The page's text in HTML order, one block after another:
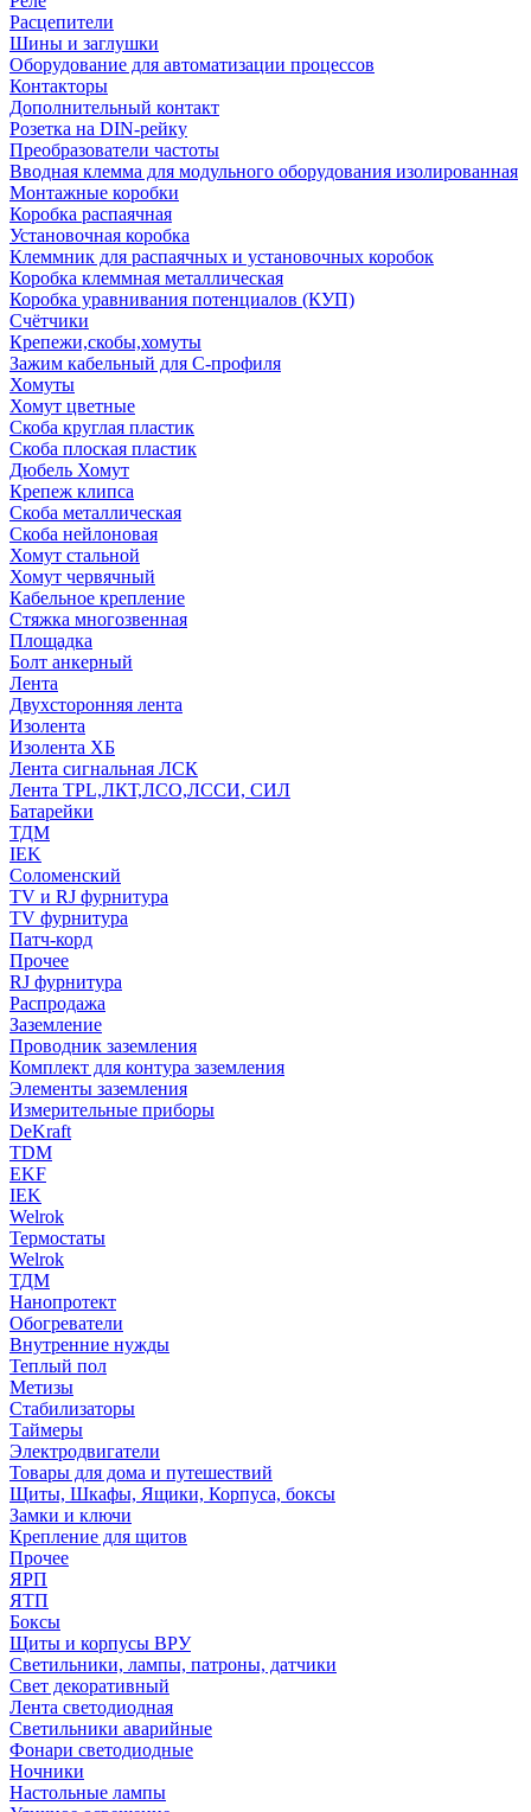
Расцепители
Шины и заглушки
Оборудование для автоматизации процессов
Контакторы
Дополнительный контакт
Розетка на DIN-рейку
Преобразователи частоты
Вводная клемма для модульного оборудования изолированная
Монтажные коробки
Коробка распаячная
Установочная коробка
Клеммник для распаячных и установочных коробок
Коробка клеммная металлическая
Коробка уравнивания потенциалов (КУП)
Счётчики
Крепежи,скобы,хомуты
Зажим кабельный для С-профиля
Хомуты
Хомут цветные
Скоба круглая пластик
Скоба плоская пластик
Дюбель Хомут
Крепеж клипса
Скоба металлическая
Скоба нейлоновая
Хомут стальной
Хомут червячный
Кабельное крепление
Стяжка многозвенная
Площадка
Болт анкерный
Лента
Двухсторонняя лента
Изолента
Изолента ХБ
Лента сигнальная ЛСК
Лента TPL,ЛКТ,ЛСО,ЛССИ, СИЛ
Батарейки
ТДМ
IEK
Соломенский
TV и RJ фурнитура
TV фурнитура
Патч-корд
Прочее
RJ фурнитура
Распродажа
Заземление
Проводник заземления
Комплект для контура заземления
Элементы заземления
Измерительные приборы
DeKraft
TDM
EKF
IEK
Welrok
Термостаты
Welrok
ТДМ
Нанопротект
Обогреватели
Внутренние нужды
Теплый пол
Метизы
Стабилизаторы
Таймеры
Электродвигатели
Товары для дома и путешествий
Щиты, Шкафы, Ящики, Корпуса, боксы
Замки и ключи
Крепление для щитов
Прочее
ЯРП
ЯТП
Боксы
Щиты и корпусы ВРУ
Светильники, лампы, патроны, датчики
Свет декоративный
Лента светодиодная
Светильники аварийные
Фонари светодиодные
Ночники
Настольные лампы